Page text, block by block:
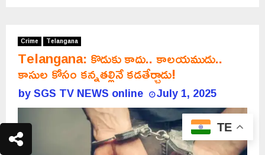
Crime Telangana
Telangana: కొడుకు కాదు.. కాలయముడు..
కాసుల కోసం కన్నతల్లినే కడతేర్చాడు!
bySGS TV NEWS online July 1, 2025
TE